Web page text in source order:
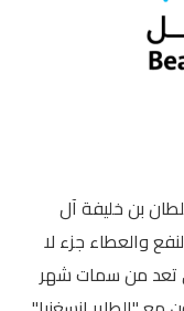
بن خليفة آل
والعطاء جزء لا
تعد من سمات شهر